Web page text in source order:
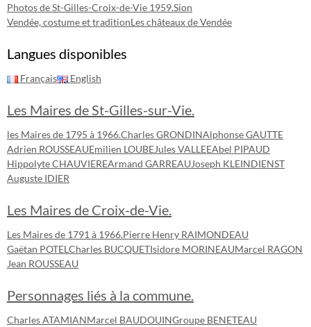
Photos de St-Gilles-Croix-de-Vie 1959.Sion
Vendée, costume et traditionLes châteaux de Vendée
Langues disponibles
Français English
Les Maires de St-Gilles-sur-Vie.
les Maires de 1795 à 1966.Charles GRONDINAlphonse GAUTTE
Adrien ROUSSEAUEmilien LOUBEJules VALLEEAbel PIPAUD
Hippolyte CHAUVIEREArmand GARREAUJoseph KLEINDIENST
Auguste IDIER
Les Maires de Croix-de-Vie.
Les Maires de 1791 à 1966.Pierre Henry RAIMONDEAU
Gaëtan POTEL Charles BUCQUETIsidore MORINEAUMarcel RAGON
Jean ROUSSEAU
Personnages liés à la commune.
Charles ATAMIANMarcel BAUDOUINGroupe BENETEAU